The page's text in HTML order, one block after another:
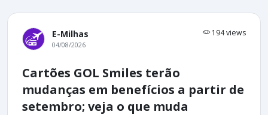
E-Milhas 194 views
04/08/2026
Cartões GOL Smiles terão
mudanças em benefícios a partir de
setembro; veja o que muda